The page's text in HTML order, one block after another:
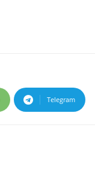
Telegram